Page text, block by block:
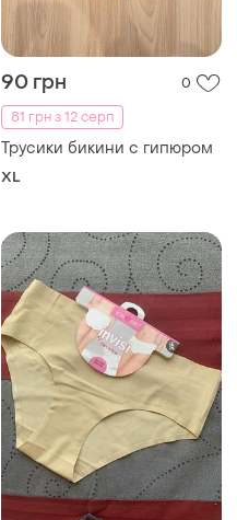
90 грн
0
81 грн з 12 серп
Трусики бикини с гипюром
XL